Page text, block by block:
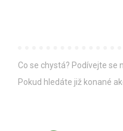
Co se chystá? Podívejte se
Pokud hledáte již konané